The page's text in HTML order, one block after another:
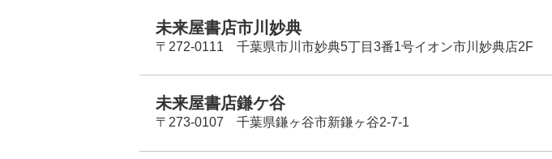
未来屋書店市川妙典
〒272-0111 千葉県市川市妙典5丁目3番1号イオン市川妙典店2F
未来屋書店鎌ケ谷
〒273-0107 千葉県鎌ヶ谷市新鎌ヶ谷2-7-1